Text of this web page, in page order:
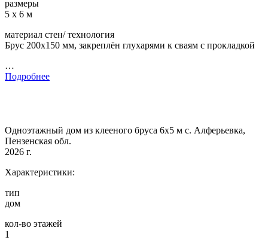
размеры
5 х 6 м
материал стен/ технология
Брус 200х150 мм, закреплён глухарями к сваям с прокладкой
…
Подробнее
Одноэтажный дом из клееного бруса 6х5 м с. Алферьевка,
Пензенская обл.
2026 г.
Характеристики:
тип
дом
кол-во этажей
1